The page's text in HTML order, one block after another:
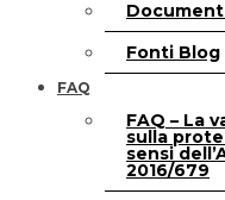
Fonti Blog
FAQ
FAQ – La
sulla
sensi
2016/679